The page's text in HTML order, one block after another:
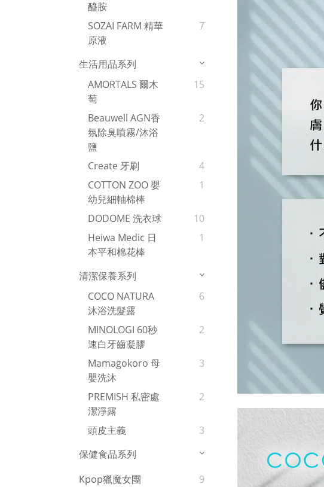
醯胺
SOZAI FARM 精華
原液
7
生活用品系列
AMORTALS 爾木
萄
15
Beauwell AGN香
氛除臭噴霧/沐浴
鹽
2
Create 牙刷
4
COTTON ZOO 嬰
幼兒細軸棉棒
1
DODOME 洗衣球
10
Heiwa Medic 日
本平和棉花棒
1
清潔保養系列
COCO NATURA
沐浴洗髮露
6
MINOLOGI 60秒
速白牙齒凝膠
2
Mamagokoro 母
嬰洗沐
3
PREMISH 私密處
潔淨露
2
頭皮主義
3
保健食品系列
Kpop獵魔女團
9